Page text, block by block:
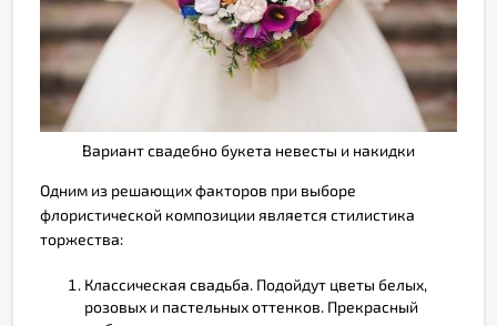
Вариант свадебно букета невесты и накидки
Одним из решающих факторов при выборе
флористической композиции является стилистика
торжества:
Классическая свадьба. Подойдут цветы белых,
розовых и пастельных оттенков. Прекрасный